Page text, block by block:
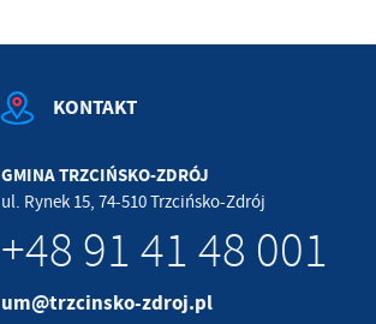
KONTAKT
GMINA TRZCIŃSKO-ZDRÓJ
ul. Rynek 15, 74-510 Trzcińsko-Zdrój
+48 91 41 48 001
um@trzcinsko-zdroj.pl